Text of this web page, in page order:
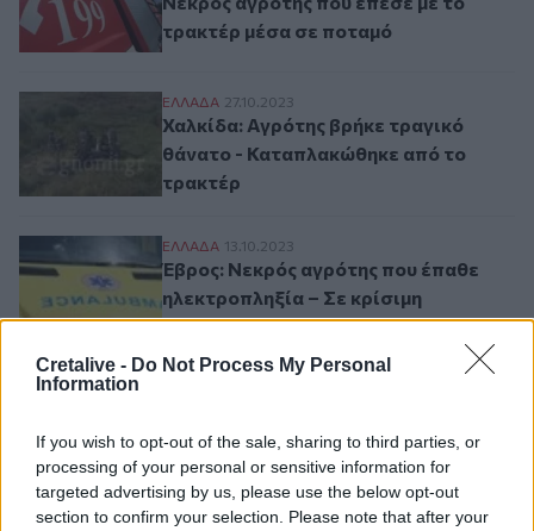
Cretalive - Do Not Process My Personal
Information
If you wish to opt-out of the sale, sharing to third parties, or
processing of your personal or sensitive information for
targeted advertising by us, please use the below opt-out
section to confirm your selection. Please note that after your
τρακτέρ μέσα σε ποταμό
Χαλκίδα: Αγρότης βρήκε τραγικό
ΕΛΛAΔΑ 27.10.2023
Χαλκίδα: Αγρότης βρήκε τραγικό
θάνατο - Καταπλακώθηκε από το
τρακτέρ
Έβρος: Νεκρός αγρότης που έπαθε
ΕΛΛAΔΑ 13.10.2023
Έβρος: Νεκρός αγρότης που έπαθε
ηλεκτροπληξία – Σε κρίσιμη
κατάσταση νεαρός που πήγε να τον
σώσει
Σελιδοποίηση
Προηγούμενη σελίδα
Current page
Next page